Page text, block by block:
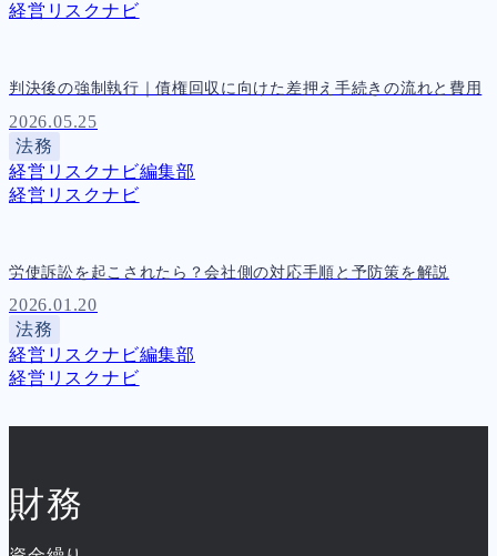
経営リスクナビ
判決後の強制執行｜債権回収に向けた差押え手続きの流れと費用
2026.05.25
法務
経営リスクナビ編集部
経営リスクナビ
労使訴訟を起こされたら？会社側の対応手順と予防策を解説
2026.01.20
法務
経営リスクナビ編集部
経営リスクナビ
財務